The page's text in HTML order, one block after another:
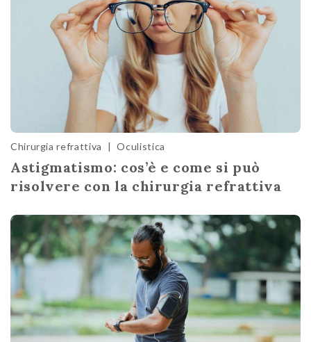
Chirurgia refrattiva | Oculistica
Astigmatismo: cos’è e come si può
risolvere con la chirurgia refrattiva